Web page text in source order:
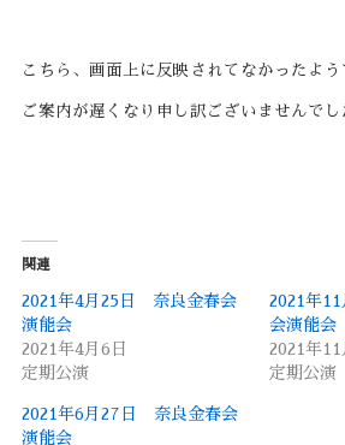
こちら、画面上に反映されてなかったよう
ご案内が遅くなり申し訳ございませんでし
関連
2021年4月25日 奈良金春会
演能会
2021年4月6日
定期公演
2021年
会演能会
2021年11
定期公演
2021年6月27日 奈良金春会
演能会